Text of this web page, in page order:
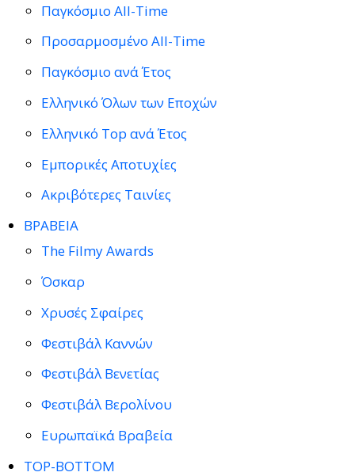
Παγκόσμιο All-Time
Προσαρμοσμένο All-Time
Παγκόσμιο ανά Έτος
Ελληνικό Όλων των Εποχών
Ελληνικό Top ανά Έτος
Εμπορικές Αποτυχίες
Ακριβότερες Ταινίες
ΒΡΑΒΕΙΑ
The Filmy Awards
Όσκαρ
Χρυσές Σφαίρες
Φεστιβάλ Καννών
Φεστιβάλ Βενετίας
Φεστιβάλ Βερολίνου
Ευρωπαϊκά Βραβεία
TOP-BOTTOM